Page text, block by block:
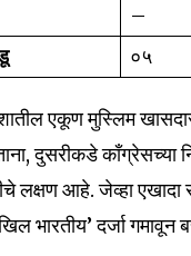
–
०५
एकूण मुस्लिम
दुसरीकडे काँग्रेसच्या
लक्षण आहे. जेव्हा एखादा
भारतीय’ दर्जा गमावून